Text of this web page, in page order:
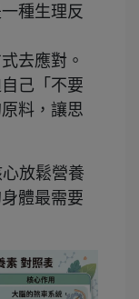
種生理反
去應對。
己「不要
料，讓思
放鬆營養
體最需要